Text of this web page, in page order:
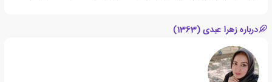
درباره زهرا عبدی (1363)